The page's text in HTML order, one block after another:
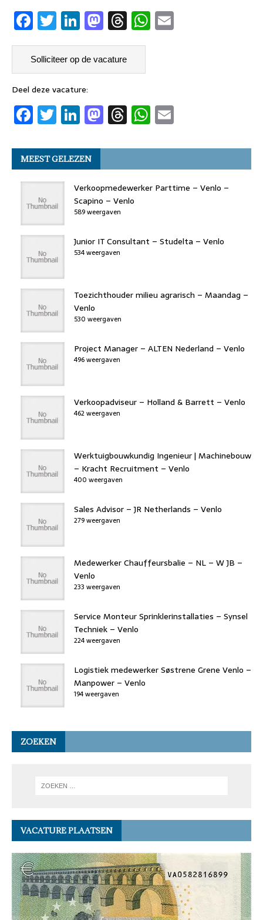
F
a
c
e
b
o
o
k
T
w
it
t
er
Li
n
k
e
dI
n
M
a
st
o
o
n
T
h
a
s
W
h
p
p
Deel deze vacature:
F
a
c
e
b
o
o
k
T
w
it
t
er
Li
n
k
e
dI
n
M
a
st
o
d
o
T
h
re
a
d
s
W
h
at
s
A
ai
l
MEEST GELEZEN
Verkoopmedewerker Parttime – Venlo –
Scapino – Venlo
589 weergaven
Junior IT Consultant – Studelta – Venlo
534 weergaven
Toezichthouder milieu agrarisch – Maandag –
Venlo
530 weergaven
Project Manager – ALTEN Nederland – Venlo
496 weergaven
Verkoopadviseur – Holland & Barrett – Venlo
462 weergaven
Werktuigbouwkundig Ingenieur | Machinebouw
– Kracht Recruitment – Venlo
400 weergaven
Sales Advisor – JR Netherlands – Venlo
279 weergaven
Medewerker Chauffeursbalie – NL – W JB –
Venlo
233 weergaven
Service Monteur Sprinklerinstallaties – Synsel
Techniek – Venlo
224 weergaven
Logistiek medewerker Søstrene Grene Venlo –
Manpower – Venlo
194 weergaven
ZOEKEN
VACATURE PLAATSEN